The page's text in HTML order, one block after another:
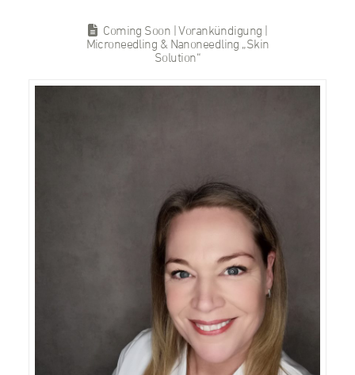
Coming Soon | Vorankündigung |
Microneedling & Nanoneedling „Skin
Solution“